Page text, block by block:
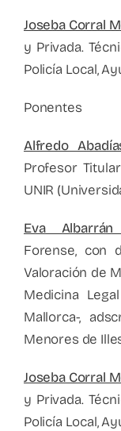
Joseba Corral
y Privada.
Policía Local,
Ponentes
Alfredo
Profesor
UNIR
Eva
Forense, con
Valoración de
Medicina
Mallorca-,
Menores de
Joseba Corral
y Privada.
Policía Local,